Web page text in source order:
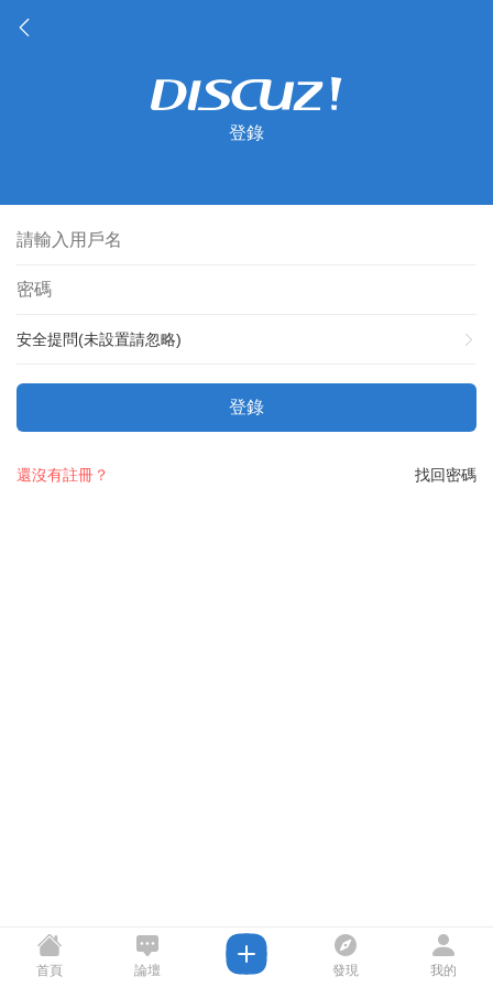
登錄
安全提問(未設置請忽略)
登錄
找回密碼
還沒有註冊？
首頁 論壇 發現 我的